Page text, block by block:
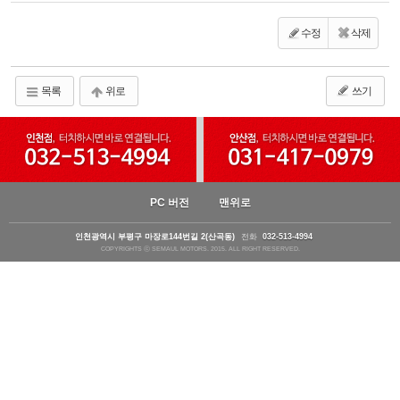
수정 삭제
목록 위로 쓰기
PC 버전 맨위로
인천광역시 부평구 마장로144번길 2(산곡동) 전화 032-513-4994
COPYRIGHTS ⓒ SEMAUL MOTORS. 2015. ALL RIGHT RESERVED.